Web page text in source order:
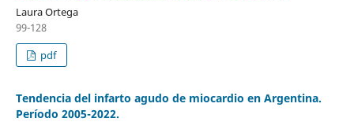
Laura Ortega
99-128
pdf
Tendencia del infarto agudo de miocardio en Argentina.
Período 2005-2022.